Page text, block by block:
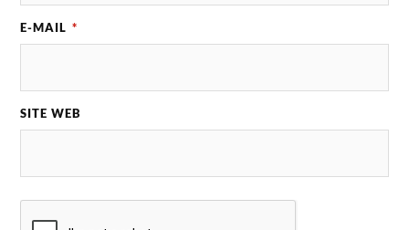
E-MAIL *
SITE WEB